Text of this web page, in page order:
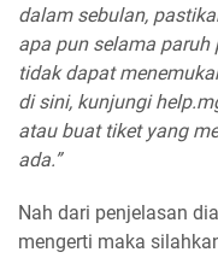
dalam sebulan,
apa pun selama
tidak dapat
di sini, kunjungi
atau buat tiket yang
ada.”
Nah dari penjelasan
mengerti maka